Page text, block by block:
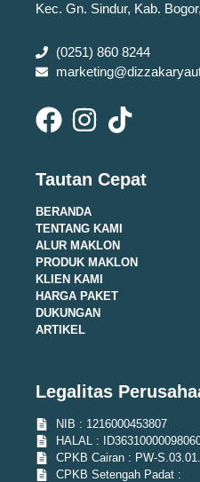
Kec. Gn. Sindur, Kab.
(0251) 860 8244
Tautan Cepat
BERANDA
TENTANG KAMI
ALUR MAKLON
PRODUK MAKLON
KLIEN KAMI
HARGA PAKET
DUKUNGAN
ARTIKEL
Legalitas
NIB : 1216000453807
HALAL :
CPKB Cairan : PW-
CPKB Setengah Padat :